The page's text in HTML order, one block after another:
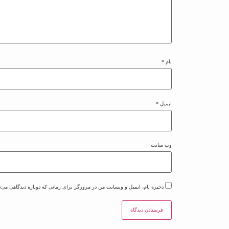
نام *
ایمیل *
وب‌ سایت
ذخیره نام، ایمیل و وبسایت من در مرورگر برای زمانی که دوباره دیدگاهی